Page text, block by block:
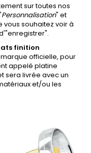
sur toutes nos
Personnalisation" et
souhaitez voir à
finition
officielle, pour
appelé platine
sera livrée avec un
et/ou les